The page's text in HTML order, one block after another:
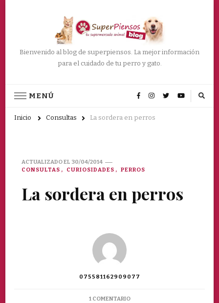
Bienvenido al blog de superpiensos. La mejor información
para el cuidado de tu perro y gato.
MENÚ
Inicio Consultas La sordera en perros
ACTUALIZADO EL 30/04/2014
CONSULTAS
CURIOSIDADES PERROS
La sordera en perros
075581162909077
1 COMENTARIOEN